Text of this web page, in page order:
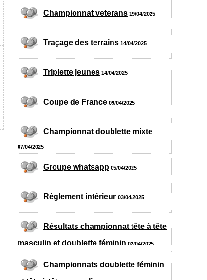
Championnat veterans 19/04/2025
Traçage des terrains 14/04/2025
Triplette jeunes 14/04/2025
Coupe de France 09/04/2025
Championnat doublette mixte
07/04/2025
Groupe whatsapp 05/04/2025
Règlement intérieur 03/04/2025
Résultats championnat tête à tête
masculin et doublette féminin 02/04/2025
Championnats doublette féminin